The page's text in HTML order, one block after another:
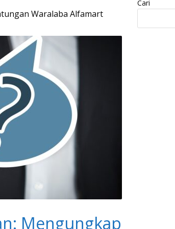
Waralaba Alfamart
Mengungkap
Cari